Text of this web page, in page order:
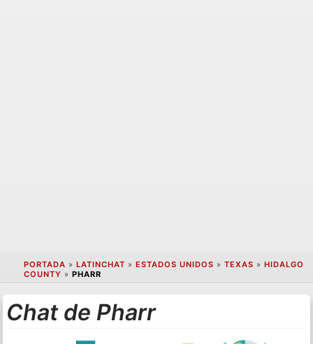
PORTADA » LATINCHAT » ESTADOS UNIDOS » TEXAS » HIDALGO
COUNTY » PHARR
Chat de Pharr